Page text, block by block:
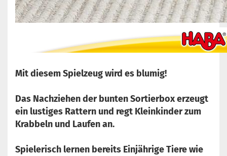
Mit diesem Spielzeug wird es blumig!
Das Nachziehen der bunten Sortierbox erzeugt
ein lustiges Rattern und regt Kleinkinder zum
Krabbeln und Laufen an.
Spielerisch lernen bereits Einjährige Tiere wie